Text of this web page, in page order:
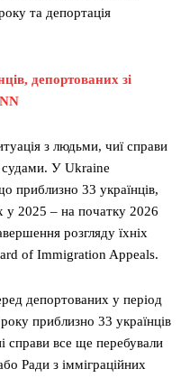
та депортація
депортованих зі
з людьми, чиї справи
судами. У Ukraine
приблизно 33 українців,
у 2025 – на початку 2026
розгляду їхніх
of Immigration Appeals.
депортованих у період
приблизно 33 українців
справи все ще перебували
Ради з імміграційних